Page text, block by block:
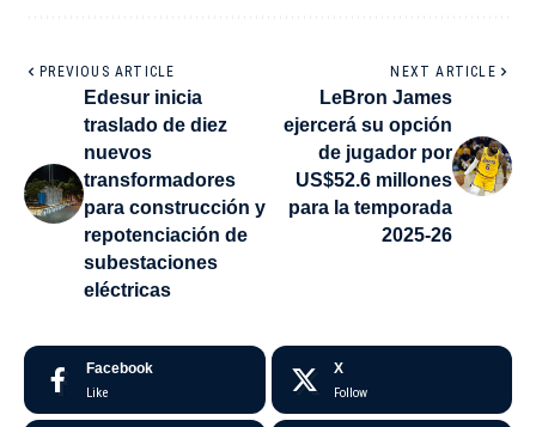
PREVIOUS ARTICLE
Edesur inicia
traslado de diez
nuevos
transformadores
para construcción y
repotenciación de
subestaciones
eléctricas
NEXT ARTICLE
LeBron James
ejercerá su opción
de jugador por
US$52.6 millones
para la temporada
2025-26
Facebook
Like
X
Follow